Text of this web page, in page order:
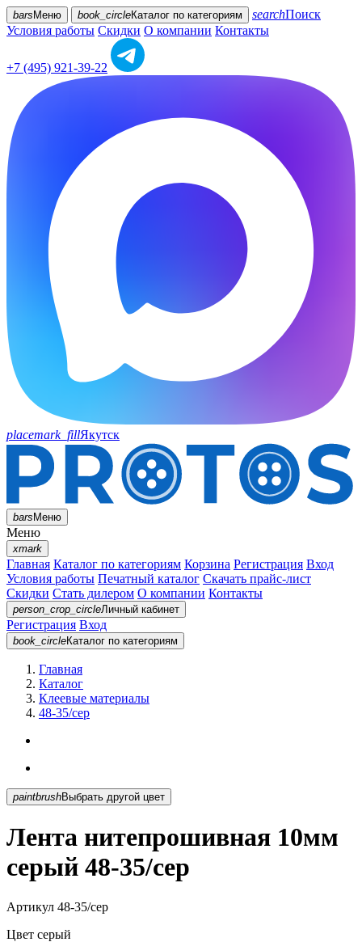
bars Меню book_circleКаталог по категориям searchПоиск
Условия работы Скидки О компании Контакты
+7 (495) 921-39-22
placemark_fillЯкутск
barsМеню
Меню
xmark
Главная Каталог по категориям Корзина Регистрация Вход
Условия работы Печатный каталог Скачать прайс-лист
Скидки Стать дилером О компании Контакты
person_crop_circleЛичный кабинет
Регистрация Вход
book_circleКаталог по категориям
Главная
Каталог
Клеевые материалы
48-35/сер
paintbrush Выбрать другой цвет
Лента нитепрошивная 10мм
серый 48-35/сер
Артикул 48-35/сер
Цвет серый